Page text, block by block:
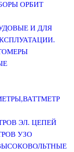
ОРБИТ
И ДЛЯ
ЭЛ. ЦЕПЕЙ
УЗО